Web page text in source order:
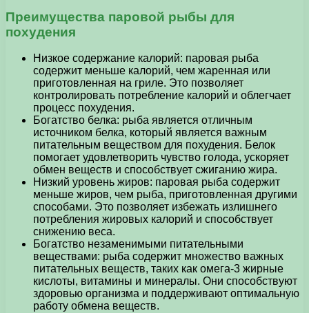
Преимущества паровой рыбы для
похудения
Низкое содержание калорий: паровая рыба
содержит меньше калорий, чем жаренная или
приготовленная на гриле. Это позволяет
контролировать потребление калорий и облегчает
процесс похудения.
Богатство белка: рыба является отличным
источником белка, который является важным
питательным веществом для похудения. Белок
помогает удовлетворить чувство голода, ускоряет
обмен веществ и способствует сжиганию жира.
Низкий уровень жиров: паровая рыба содержит
меньше жиров, чем рыба, приготовленная другими
способами. Это позволяет избежать излишнего
потребления жировых калорий и способствует
снижению веса.
Богатство незаменимыми питательными
веществами: рыба содержит множество важных
питательных веществ, таких как омега-3 жирные
кислоты, витамины и минералы. Они способствуют
здоровью организма и поддерживают оптимальную
работу обмена веществ.